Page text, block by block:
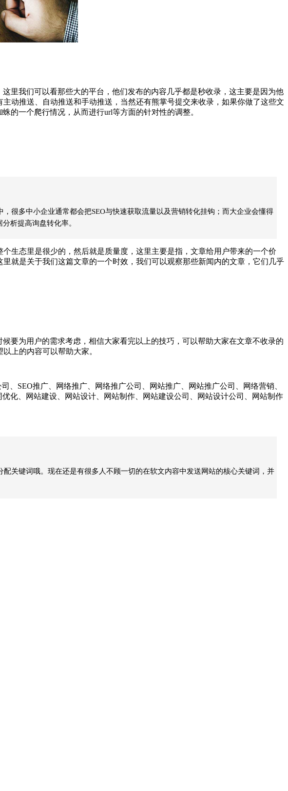
我们可以看那些大的平台，他们发布的内容几乎都是秒收录，这主要是因为他
动推送、自动推送和手动推送，当然还有熊掌号提交来收录，如果你做了这些文
的一个爬行情况，从而进行url等方面的针对性的调整。
很多中小企业通常都会把SEO与快速获取流量以及营销转化挂钩；而大企业会懂得
析提高询盘转化率。
态里是很少的，然后就是质量度，这里主要是指，文章给用户带来的一个价
就是关于我们这篇文章的一个时效，我们可以观察那些新闻内的文章，它们几乎
为用户的需求考虑，相信大家看完以上的技巧，可以帮助大家在文章不收录的
上的内容可以帮助大家。
SEO推广、网络推广、网络推广公司、网站推广、网站推广公司、网络营销、
化、网站建设、网站设计、网站制作、网站建设公司、网站设计公司、网站制作
关键词哦。现在还是有很多人不顾一切的在软文内容中发送网站的核心关键词，并